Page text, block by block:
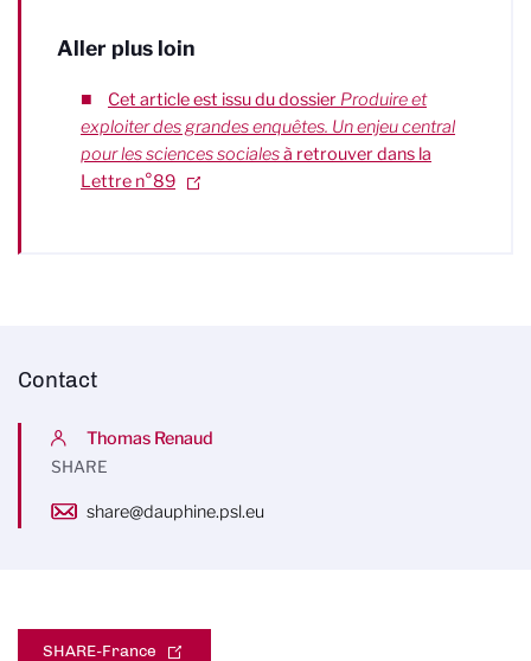
Aller plus loin
Cet article est issu du dossier Produire et
exploiter des grandes enquêtes. Un enjeu central
pour les sciences socialesà retrouver dans la
Lettre n°89
Contact
Thomas Renaud
SHARE
share@dauphine.psl.eu
SHARE-France